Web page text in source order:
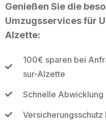
Genießen Sie die
Umzugsservices für
Alzette:
100€ sparen bei
sur-Alzette
Schnelle Abwicklung